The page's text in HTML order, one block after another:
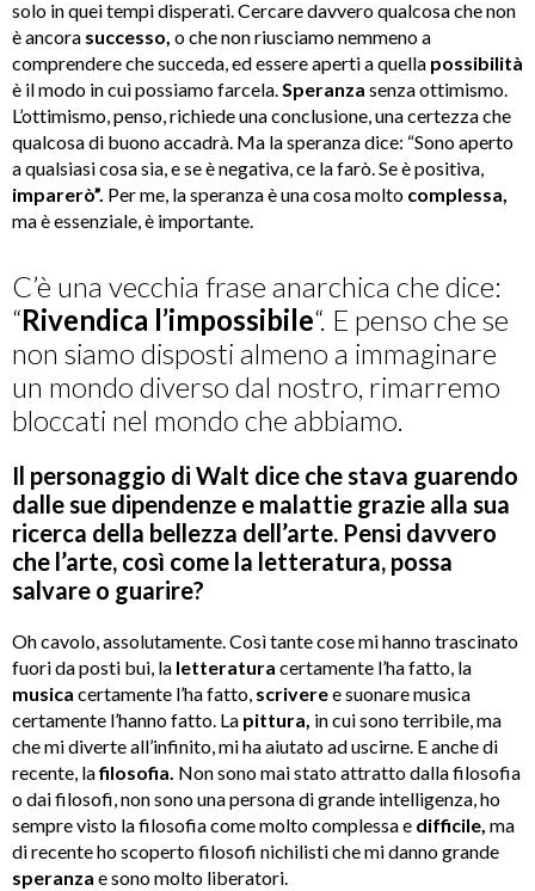
solo in quei tempi disperati. Cercare davvero qualcosa che non
è ancora successo, o che non riusciamo nemmeno a
comprendere che succeda, ed essere aperti a quella possibilità
è il modo in cui possiamo farcela. Speranza senza ottimismo.
L’ottimismo, penso, richiede una conclusione, una certezza che
qualcosa di buono accadrà. Ma la speranza dice: “Sono aperto
a qualsiasi cosa sia, e se è negativa, ce la farò. Se è positiva,
imparerò”. Per me, la speranza è una cosa molto complessa,
ma è essenziale, è importante.
C’è una vecchia frase anarchica che dice:
“Rivendica l’impossibile“. E penso che se
non siamo disposti almeno a immaginare
un mondo diverso dal nostro, rimarremo
bloccati nel mondo che abbiamo.
Il personaggio di Walt dice che stava guarendo
dalle sue dipendenze e malattie grazie alla sua
ricerca della bellezza dell’arte. Pensi davvero
che l’arte, così come la letteratura, possa
salvare o guarire?
Oh cavolo, assolutamente. Così tante cose mi hanno trascinato
fuori da posti bui, la letteratura certamente l’ha fatto, la
musica certamente l’ha fatto, scriveree suonare musica
certamente l’hanno fatto. La pittura, in cui sono terribile, ma
che mi diverte all’infinito, mi ha aiutato ad uscirne. E anche di
recente, lafilosofia. Non sono mai stato attratto dalla filosofia
o dai filosofi, non sono una persona di grande intelligenza, ho
sempre visto la filosofia come molto complessa e difficile, ma
di recente ho scoperto filosofi nichilisti che mi danno grande
speranza e sono molto liberatori.